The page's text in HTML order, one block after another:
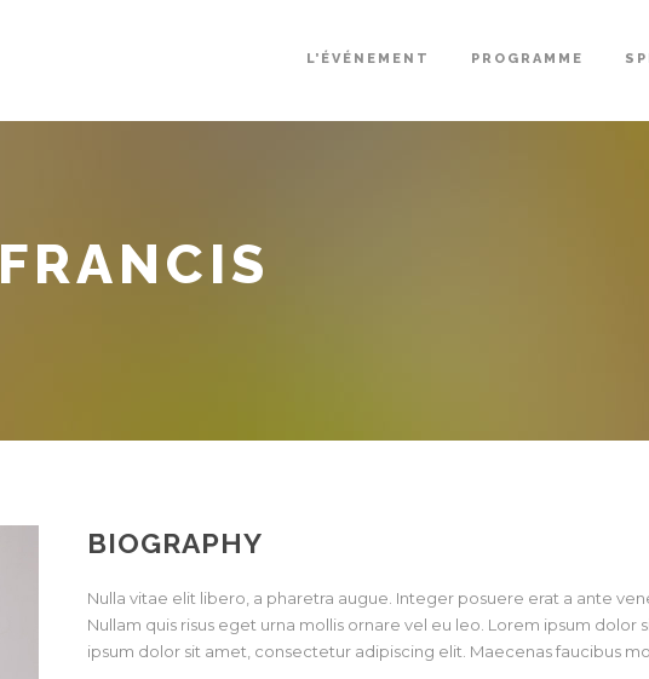
L’ÉVÉNEMENT PROGRAMME
BIOGRAPHY
Nulla vitae elit libero, a pharetra augue. Integer posuere erat a ante
Nullam quis risus eget urna mollis ornare vel eu leo. Lorem ipsum
ipsum dolor sit amet, consectetur adipiscing elit. Maecenas faucibus